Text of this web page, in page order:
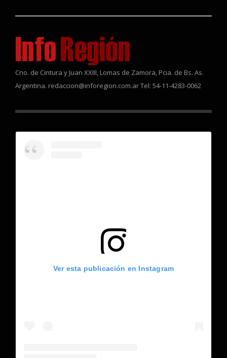
Cno. de Cintura y Juan XXIII, Lomas de Zamora, Pcia. de Bs. As.
Argentina. redaccion@inforegion.com.ar Tel: 54-11-4283-0062
Ver esta publicación en Instagram